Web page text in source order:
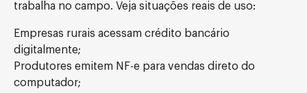
trabalha no campo. Veja situações reais de uso:
Empresas rurais acessam crédito bancário
digitalmente;
Produtores emitem NF-e para vendas direto do
computador;